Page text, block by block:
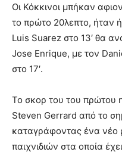
Οι Κόκκινοι μπήκαν
το πρώτο 20λεπτο, ήταν
Luis Suarez στο 13′ θα
Jose Enrique, με τον
στο 17′.
Το σκορ του του πρώτου
Steven Gerrard από το
καταγράφοντας ένα νέο
παιχνιδιών στα οποία